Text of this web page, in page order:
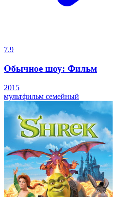
7.9
Обычное шоу: Фильм
2015
мультфильм семейный